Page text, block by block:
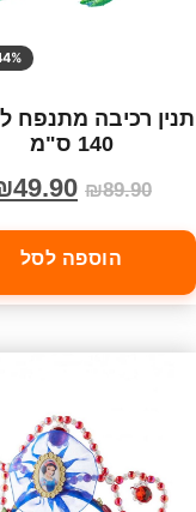
44%
תנין רכיבה מתנפח
140 ס"מ
₪89.90
49.90
הוספה לסל